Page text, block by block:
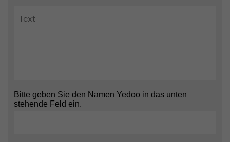
Bitte geben Sie den Namen Yedoo in das unten
stehende Feld ein.